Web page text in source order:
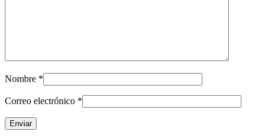
Nombre *
Correo electrónico *